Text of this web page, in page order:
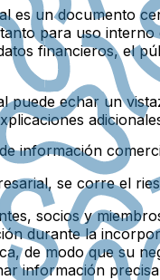
es un documento
para uso
financieros, el
puede echar un
información
se corre el
socios y
durante la
, de modo que su
información